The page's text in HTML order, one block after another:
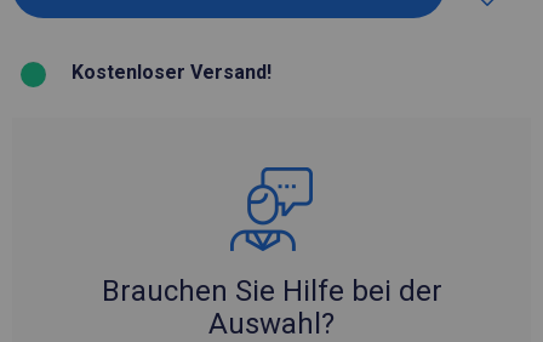
Kostenloser Versand!
Brauchen Sie Hilfe bei der
Auswahl?